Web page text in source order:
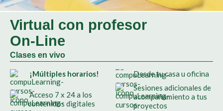
Virtual con profesor
On-Line
Clases en vivo
¡Múltiples horarios!
Acceso 7 x 24 a los
contenidos digitales
Desde tu casa u oficina
Sesiones adicionales de
acompañamiento a tus
proyectos